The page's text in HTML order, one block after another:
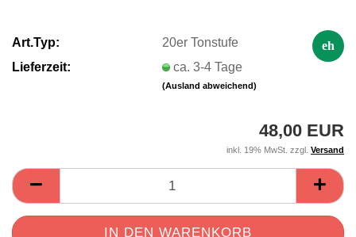
eh
Art.Typ:
20er Tonstufe
Lieferzeit:
ca. 3-4 Tage
(Ausland abweichend)
48,00 EUR
inkl. 19% MwSt. zzgl. Versand